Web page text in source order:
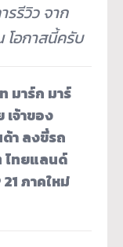
รีวิว จาก
อกาสนี้ครับ
มาร์ก มาร์
เจ้าของ
า ลงขี่รถ
ไทยแลนด์
ภาคใหม่